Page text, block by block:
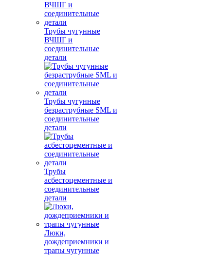
Трубы чугунные
ВЧШГ и
соединительные
детали
Трубы чугунные
безраструбные SML и
соединительные
детали
Трубы
асбестоцементные и
соединительные
детали
Люки,
дождеприемники и
трапы чугунные